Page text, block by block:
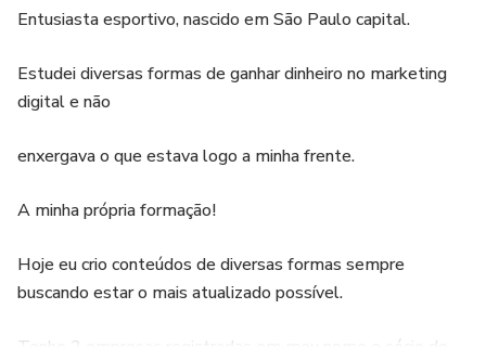
Entusiasta esportivo, nascido em São Paulo capital.
Estudei diversas formas de ganhar dinheiro no marketing
digital e não
enxergava o que estava logo a minha frente.
A minha própria formação!
Hoje eu crio conteúdos de diversas formas sempre
buscando estar o mais atualizado possível.
Tenho 2 empresas registradas em meu nome e sócio de